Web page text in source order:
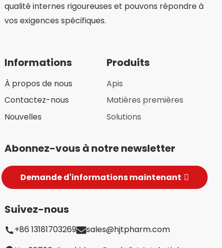
qualité internes rigoureuses et pouvons répondre à
vos exigences spécifiques.
Informations
À propos de nous
Contactez-nous
Nouvelles
Produits
Apis
Matières premières
Solutions
Abonnez-vous à notre newsletter
Demande d'informations maintenant
Suivez-nous
+86 13181703269
sales@hjtpharm.com